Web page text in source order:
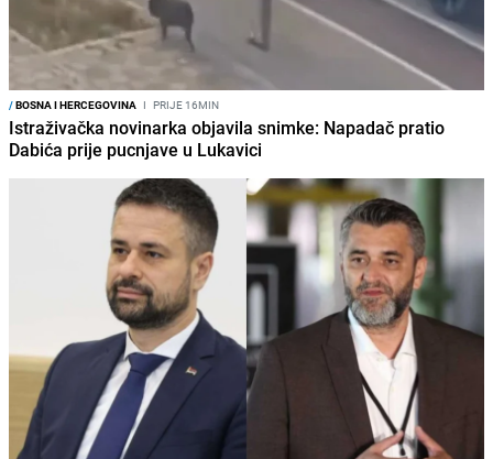
/BOSNA I HERCEGOVINA I PRIJE 16MIN
Istraživačka novinarka objavila snimke: Napadač pratio
Dabića prije pucnjave u Lukavici